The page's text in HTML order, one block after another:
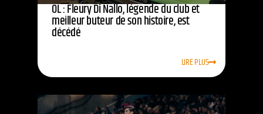
OL : Fleury Di Nallo, légende du club et
meilleur buteur de son histoire, est
décédé
LIRE PLUS